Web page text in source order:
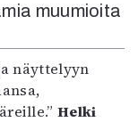
muumioita
näyttelyyn
Helki